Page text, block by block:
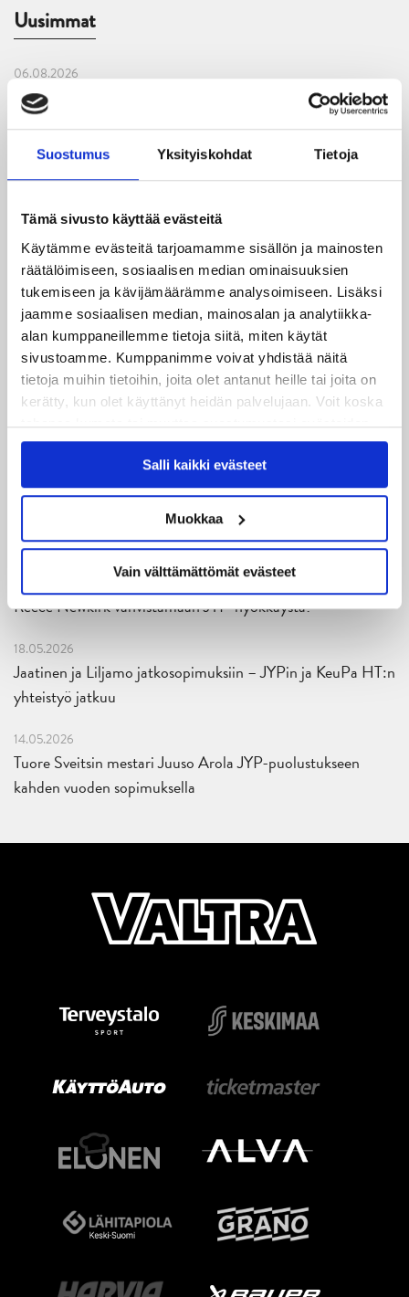
Suostumus Yksityiskohdat Tietoja
Tämä sivusto käyttää evästeitä
Käytämme evästeitä tarjoamamme sisällön ja mainosten
räätälöimiseen, sosiaalisen median ominaisuuksien
tukemiseen ja kävijämäärämme analysoimiseen. Lisäksi
jaamme sosiaalisen median, mainosalan ja analytiikka-
alan kumppaneillemme tietoja siitä, miten käytät
sivustoamme. Kumppanimme voivat yhdistää näitä
tietoja muihin tietoihin, joita olet antanut heille tai joita on
kerätty, kun olet käyttänyt heidän palvelujaan. Voit koska
tahansa kumota tai muuttaa suostumustasi evästeiden
käytöstäEvästeet-sivultamme.
Salli kaikki evästeet
Muokkaa
Vain välttämättömät evästeet
Uusimmat
06.08.2026
JYPin kausi käyntiin Tampere Cupista!
JYPin kapteenisto Liiga-kauteen 2026–2027 on nimetty
Joukkueen yhteisharjoitukset ovat alkaneet – ensimmäinen
mittari luvassa jo heti viikonloppuna Tampere Cupissa!
29.07.2026
JYPin harjoitusottelut tulevalle 2026-2027 kaudelle on
julkaistu!
27.07.2026
Ruotsalaishyökkääjä Arvid Costmar JYPiin
JYP ja Secto Rally Finland yhteistyöhön
Liiga-kauden 2026-2027 otteluohjelma on julkaistu!
Reece Newkirk vahvistamaan JYP-hyökkäystä!
18.05.2026
Jaatinen ja Liljamo jatkosopimuksiin – JYPin ja KeuPa HT:n
yhteistyö jatkuu
14.05.2026
Tuore Sveitsin mestari Juuso Arola JYP-puolustukseen
kahden vuoden sopimuksella